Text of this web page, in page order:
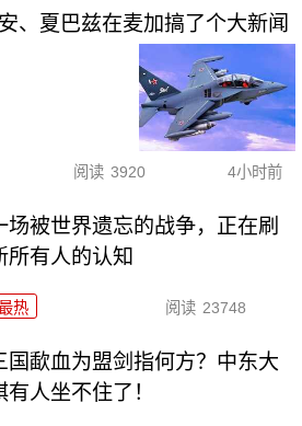
、夏巴兹在麦加搞了个大新闻
阅读 3920 4小时前
场被世界遗忘的战争，正在刷
所有人的认知
热 阅读 23748
国歃血为盟剑指何方？中东大
有人坐不住了！